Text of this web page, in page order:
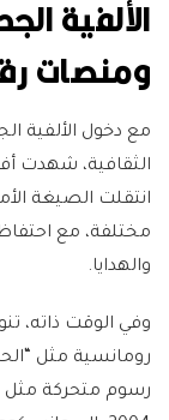
الألفية
ومنصات
مع دخول الألفية
الثقافية، شهدت
انتقلت الصيغة
مختلفة، مع
والهدايا.
وفي الوقت ذاته،